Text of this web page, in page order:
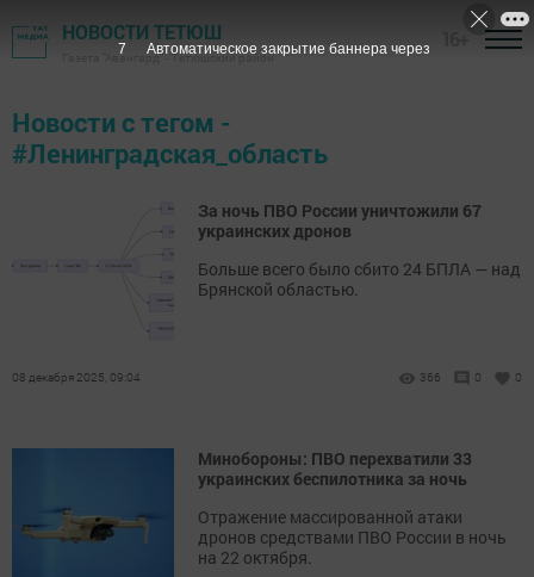
НОВОСТИ ТЕТЮШ
Газета "Авангард" - Тетюшский район
Новости с тегом -
#Ленинградская_область
За ночь ПВО России уничтожили 67
украинских дронов
Больше всего было сбито 24 БПЛА — над
Брянской областью.
08 декабря 2025, 09:04 366 0 0
Минобороны: ПВО перехватили 33
украинских беспилотника за ночь
Отражение массированной атаки
дронов средствами ПВО России в ночь
на 22 октября.
7 Автоматическое закрытие баннера через